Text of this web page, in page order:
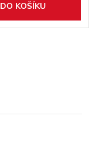
DO KOŠÍKU